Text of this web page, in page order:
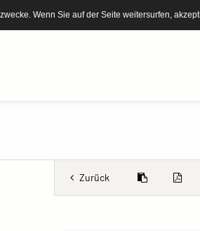
Wenn Sie auf der Seite weitersurfen,
Zurück